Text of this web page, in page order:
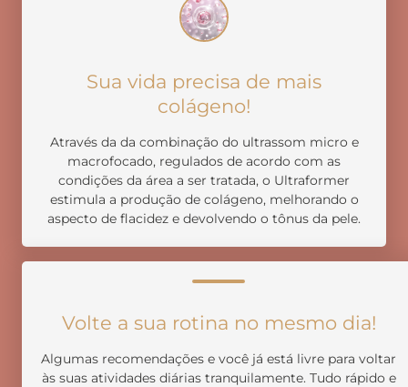
Sua vida precisa de mais
colágeno!
Através da da combinação do ultrassom micro e
macrofocado, regulados de acordo com as
condições da área a ser tratada, o Ultraformer
estimula a produção de colágeno, melhorando o
aspecto de flacidez e devolvendo o tônus da pele.
Volte a sua rotina no mesmo dia!
Algumas recomendações e você já está livre para voltar
às suas atividades diárias tranquilamente. Tudo rápido e